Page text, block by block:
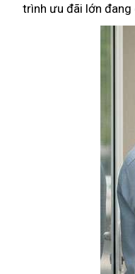
trình ưu đãi lớn đang